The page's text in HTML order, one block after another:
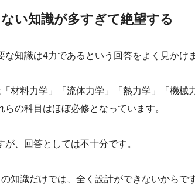
い知識が多すぎて絶望する
知識は4力であるという回答をよく見かけ
材料力学」「流体力学」「熱力学」「機械
の科目はほぼ必修となっています。
、回答としては不十分です。
知識だけでは、全く設計ができないからです